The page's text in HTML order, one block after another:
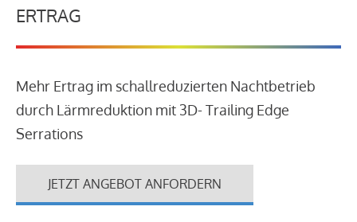
ERTRAG
Mehr Ertrag im schallreduzierten Nachtbetrieb
durch Lärmreduktion mit 3D- Trailing Edge
Serrations
JETZT ANGEBOT ANFORDERN